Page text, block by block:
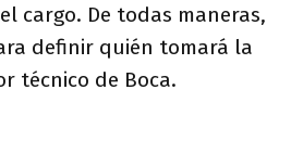
cargo. De todas maneras,
definir quién tomará la
técnico de Boca.